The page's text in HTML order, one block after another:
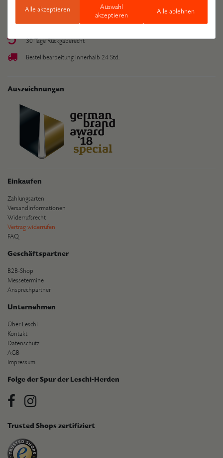
Deine Vorteile
Kostenlose Lieferung ab 49 €
30 Tage Rückgaberecht
Bestellbearbeitung innerhalb 24 Std.
Auszeichnungen
Einkaufen
Zahlungsarten
Versandinformationen
Widerrufsrecht
Vertrag widerrufen
FAQ
Geschäftspartner
B2B-Shop
Messetermine
Ansprechpartner
Unternehmen
Über Leschi
Kontakt
Datenschutz
AGB
Impressum
Folge der Spur der Leschi-Herden
Trusted Shops zertifiziert
Alle akzeptieren
Auswahl
akzeptieren
Alle ablehnen